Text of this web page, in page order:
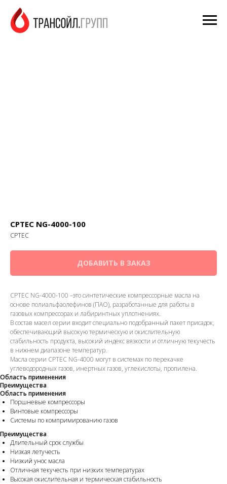
CPTEC NG-4000-100
CPTEC
ДОБАВИТЬ В ЗАКАЗ
CPTEC NG-4000-100 –это синтетические компрессорные масла на
основе полиальфаолефинов (ПАО), разработанные для работы в
газовых компрессорах и лабиринтных уплотнениях.
В состав масел серии входит специально подобранный пакет присадок,
обеспечивающий высокую термическую и окислительную
стабильность продукта, высокий индекс вязкости и отличную текучесть
в нижнем диапазоне температур.
Масла серии CPTEC NG-4000 могут в системах по перекачке
углеводородных газов, инертных газов, углекислоты, пропилена.
Область применения
Преимущества
Область применения
Поршневые компрессоры
Винтовые компрессоры
Системы по компримированию газов
Преимущества
Длительный срок службы
Низкая летучесть
Низкий унос масла
Отличная текучесть при низких температурах
Высокая окислительная и термическая стабильность